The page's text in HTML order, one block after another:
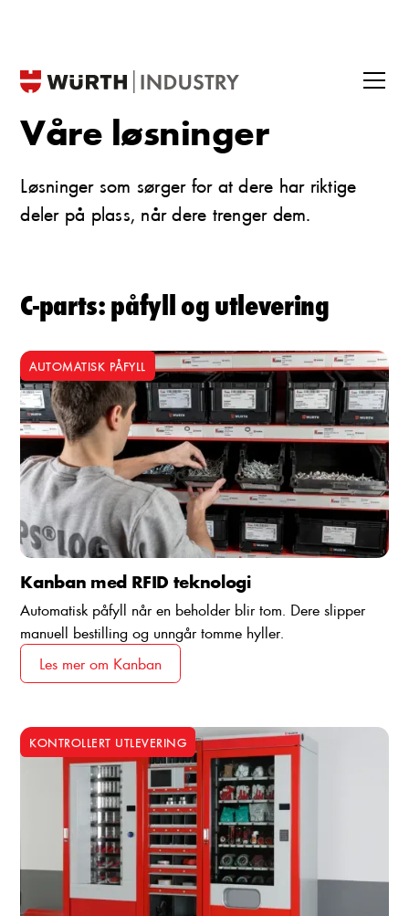
Våre løsninger
Løsninger som sørger for at dere har riktige
deler på plass, når dere trenger dem.
C-parts: påfyll og utlevering
AUTOMATISK PÅFYLL
Kanban med RFID teknologi
Automatisk påfyll når en beholder blir tom. Dere slipper
manuell bestilling og unngår tomme hyller.
Les mer om Kanban
KONTROLLERT UTLEVERING